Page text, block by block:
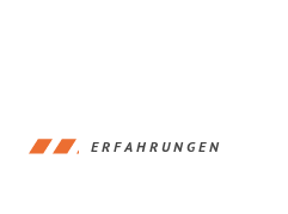
ERFAHRUNGEN